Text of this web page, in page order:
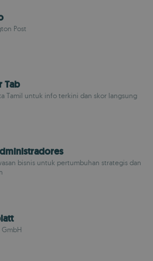
Post
Tab
Tamil untuk info terkini dan skor langsung
bisnis untuk pertumbuhan strategis dan